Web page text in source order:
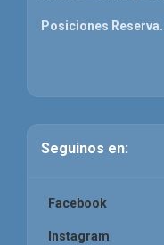
Posiciones
Seguinos en:
Facebook
Instagram